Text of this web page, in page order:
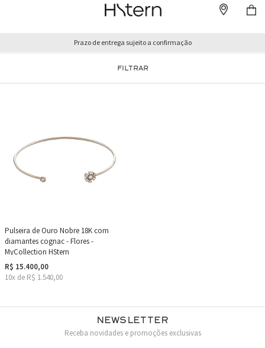
Prazo de entrega sujeito a confirmação
FILTRAR
Pulseira de Ouro Nobre 18K com
diamantes cognac - Flores -
MyCollection HStern
R$ 15.400,00
10x de R$ 1.540,00
Newsletter
Receba novidades e promoções exclusivas